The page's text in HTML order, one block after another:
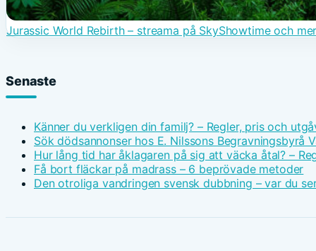
Jurassic World Rebirth – streama på SkyShowtime och
Senaste
Känner du verkligen din familj? – Regler, pris och
Sök dödsannonser hos E. Nilssons Begravningsbyrå
Hur lång tid har åklagaren på sig att väcka åtal? –
Få bort fläckar på madrass – 6 beprövade metoder
Den otroliga vandringen svensk dubbning – var du